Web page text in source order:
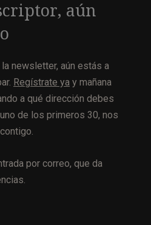
aún
newsletter, aún estás a
Regístrate ya y mañana
a qué dirección debes
de los primeros 30, nos
por correo, que da